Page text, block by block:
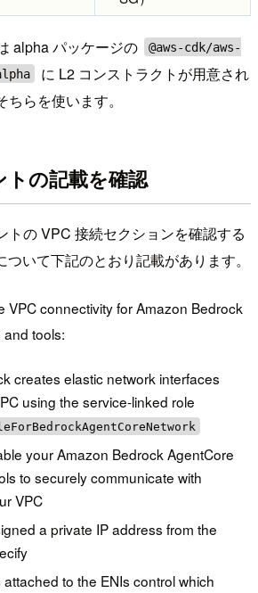
alpha パッケージの
@aws-cdk/aws-
に L2 コンストラクトが用意され
らを使います。
の記載を確認
トの VPC 接続セクションを確認する
いて下記のとおり記載があります。
VPC connectivity for Amazon Bedrock
tools:
creates elastic network interfaces
using the service-linked role
your Amazon Bedrock AgentCore
to securely communicate with
VPC
a private IP address from the
to the ENIs control which